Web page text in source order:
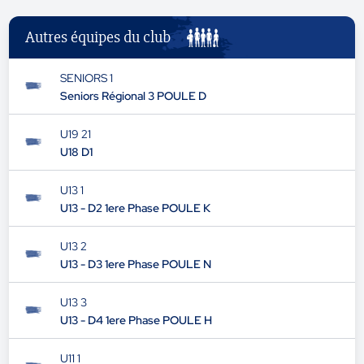
Autres équipes du club
SENIORS 1
Seniors Régional 3 POULE D
U19 21
U18 D1
U13 1
U13 - D2 1ere Phase POULE K
U13 2
U13 - D3 1ere Phase POULE N
U13 3
U13 - D4 1ere Phase POULE H
U11 1